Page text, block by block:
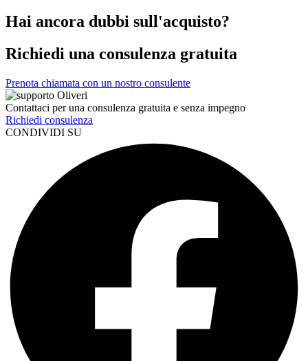
Hai ancora dubbi sull'acquisto?
Richiedi una consulenza gratuita
Prenota chiamata con un nostro consulente
Contattaci per una consulenza gratuita e senza impegno
Richiedi consulenza
CONDIVIDI SU